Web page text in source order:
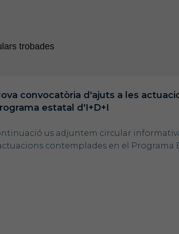
trobades
convocatòria d'ajuts a les
estatal d'I+D+I
us adjuntem circular
contemplades en el Programa